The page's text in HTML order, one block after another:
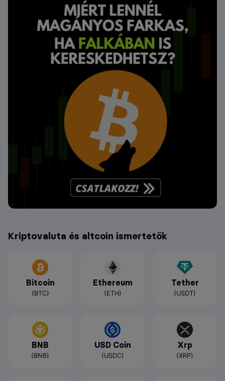
Kriptovaluta és altcoin ismertetők
Bitcoin
(BTC)
Ethereum
(ETH)
Tether
(USDT)
BNB
(BNB)
USD Coin
(USDC)
Xrp
(XRP)